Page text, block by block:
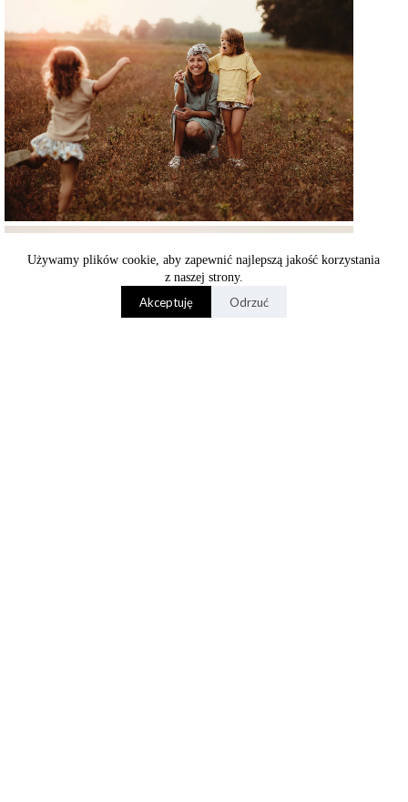
Używamy plików cookie, aby zapewnić najlepszą jakość korzystania
z naszej strony.
Akceptuję Odrzuć